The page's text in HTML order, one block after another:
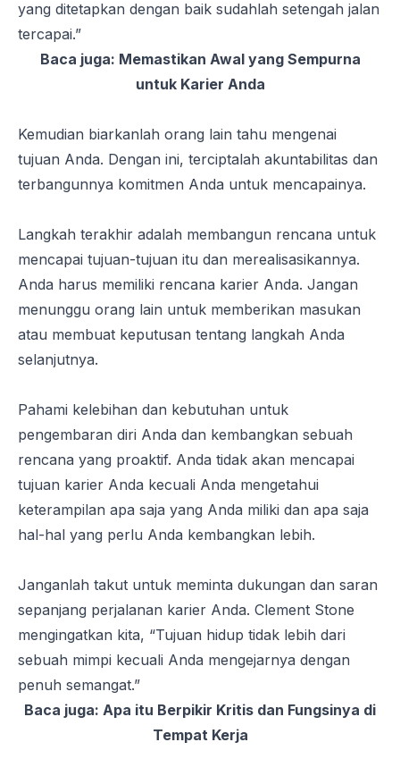
yang ditetapkan dengan baik sudahlah setengah jalan
tercapai.”
Baca juga: Memastikan Awal yang Sempurna
untuk Karier Anda
Kemudian biarkanlah orang lain tahu mengenai
tujuan Anda. Dengan ini, terciptalah akuntabilitas dan
terbangunnya komitmen Anda untuk mencapainya.
Langkah terakhir adalah membangun rencana untuk
mencapai tujuan-tujuan itu dan merealisasikannya.
Anda harus memiliki rencana karier Anda. Jangan
menunggu orang lain untuk memberikan masukan
atau membuat keputusan tentang langkah Anda
selanjutnya.
Pahami kelebihan dan kebutuhan untuk
pengembaran diri Anda dan kembangkan sebuah
rencana yang proaktif. Anda tidak akan mencapai
tujuan karier Anda kecuali Anda mengetahui
keterampilan apa saja yang Anda miliki dan apa saja
hal-hal yang perlu Anda kembangkan lebih.
Janganlah takut untuk meminta dukungan dan saran
sepanjang perjalanan karier Anda. Clement Stone
mengingatkan kita, “Tujuan hidup tidak lebih dari
sebuah mimpi kecuali Anda mengejarnya dengan
penuh semangat.”
Baca juga: Apa itu Berpikir Kritis dan Fungsinya di
Tempat Kerja